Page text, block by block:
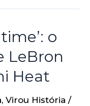
o
LeBron
Heat
, Virou História /